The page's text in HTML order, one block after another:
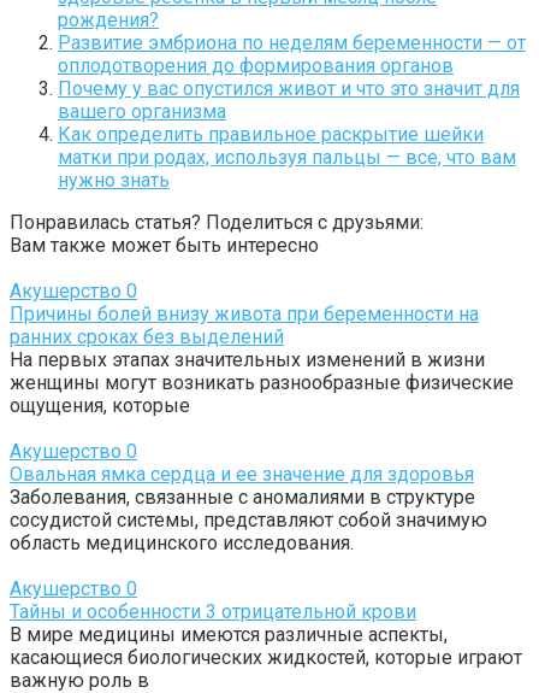
рождения?
Развитие эмбриона по неделям беременности — от
оплодотворения до формирования органов
Почему у вас опустился живот и что это значит для
вашего организма
Как определить правильное раскрытие шейки
матки при родах, используя пальцы — все, что вам
нужно знать
Понравилась статья? Поделиться с друзьями:
Вам также может быть интересно
Акушерство 0
Причины болей внизу живота при беременности на
ранних сроках без выделений
На первых этапах значительных изменений в жизни
женщины могут возникать разнообразные физические
ощущения, которые
Акушерство 0
Овальная ямка сердца и ее значение для здоровья
Заболевания, связанные с аномалиями в структуре
сосудистой системы, представляют собой значимую
область медицинского исследования.
Акушерство 0
Тайны и особенности 3 отрицательной крови
В мире медицины имеются различные аспекты,
касающиеся биологических жидкостей, которые играют
важную роль в